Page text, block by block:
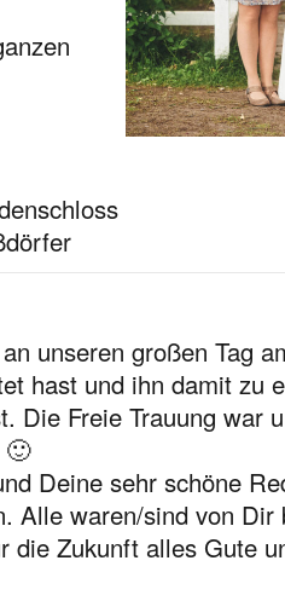
unseren großen Tag
hast und ihn damit zu
Die Freie Trauung war
Deine sehr schöne
Alle waren/sind von Dir
die Zukunft alles Gute